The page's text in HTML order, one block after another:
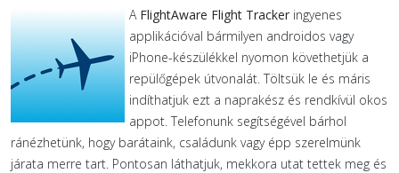
A FlightAware Flight Tracker ingyenes
applikációval bármilyen androidos vagy
iPhone-készülékkel nyomon követhetjük a
repülőgépek útvonalát. Töltsük le és máris
indíthatjuk ezt a naprakész és rendkívül okos
appot. Telefonunk segítségével bárhol
ránézhetünk, hogy barátaink, családunk vagy épp szerelmünk
járata merre tart. Pontosan láthatjuk, mekkora utat tettek meg és